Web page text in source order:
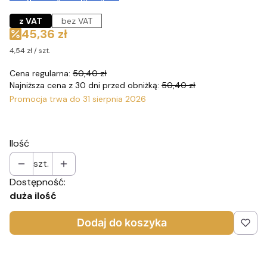
z VAT bez VAT
45,36 zł
4,54 zł / szt.
Cena regularna: 50,40 zł
Najniższa cena z 30 dni przed obniżką: 50,40 zł
Promocja trwa do 31 sierpnia 2026
Ilość
szt.
Dostępność:
duża ilość
Dodaj do koszyka